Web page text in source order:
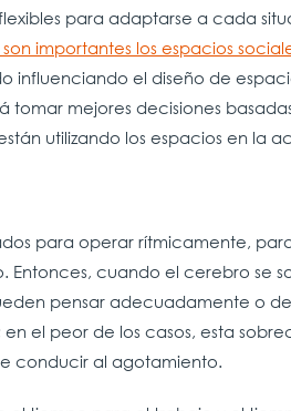
para adaptarse a cada
importantes los espacios
influenciando el diseño de
tomar mejores decisiones
utilizando los espacios en la
para operar rítmicamente,
Entonces, cuando el cerebro se
pensar adecuadamente o
el peor de los casos, esta
conducir al agotamiento.